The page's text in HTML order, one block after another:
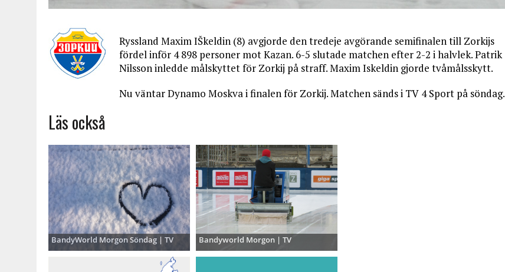
Ryssland Maxim IŠkeldin (8) avgjorde den tredeje avgörande semifinalen till Zorkijs
fördel inför 4 898 personer mot Kazan. 6-5 slutade matchen efter 2-2 i halvlek. Patrik
Nilsson inledde målskyttet för Zorkij på straff. Maxim Iskeldin gjorde tvåmålsskytt.
Nu väntar Dynamo Moskva i finalen för Zorkij. Matchen sänds i TV 4 Sport på söndag.
Läs också
BandyWorld Morgon Söndag | TV Bandyworld Morgon | TV